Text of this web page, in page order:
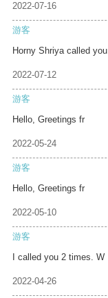
2022-07-16
游客
Horny Shriya called you
2022-07-12
游客
Hello, Greetings fr
2022-05-24
游客
Hello, Greetings fr
2022-05-10
游客
I called you 2 times. W
2022-04-26